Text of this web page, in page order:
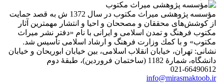
مؤسسه پژوهشی میراث مكتوب در سال 1372 ش به قصد حمایت
از كوشش‌های محققان و مصححان و احیا و انتشار مهمترین آثار
مكتوب فرهنگ و تمدن اسلامی و ایرانی با نام «دفتر نشر میراث
مكتوب» و با كمك وزارت فرهنگ و ارشاد اسلامی تأسیس شد.
نشانی: تهران، خیابان انقلاب اسلامی، بین خیابان ابوریحان و خیابان
دانشگاه، شمارۀ 1182 (ساختمان فروردین)، طبقۀ دوم
021-66490612
info@mirasmaktoob.ir